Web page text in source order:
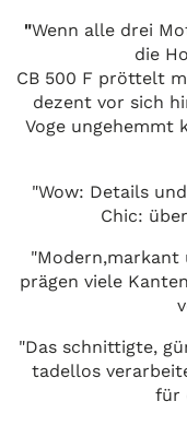
"Wenn alle drei
die
CB 500 F pröttelt
dezent vor sich
Voge ungehemmt
"Wow: Details
Chic:
"Modern,markant
prägen viele
"Das schnittigte,
tadellos
für